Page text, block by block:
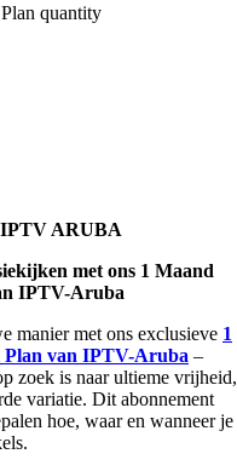
quantity
ARUBA
met ons 1 Maand
IPTV-Aruba
manier met ons exclusieve 1
Plan van IPTV-Aruba –
zoek is naar ultieme vrijheid,
variatie. Dit abonnement
hoe, waar en wanneer je